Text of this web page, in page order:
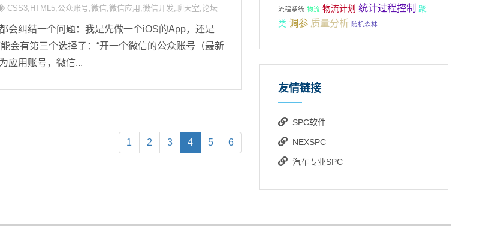
CSS3, HTML5,公众账号,微信,微信应用 ,微信开发,聊天室,论坛
会纠结一个问题：我是先做一个iOS的App，还是
会有第三个选择了：“开一个微信的公众账号（最新
应用账号，微信...
1 2 3 4(current)
5 6
流程系统 物流 物流计划 统计过程控制 聚
类 调参 质量分析 随机森林
友情链接
SPC软件
NEXSPC
汽车专业SPC